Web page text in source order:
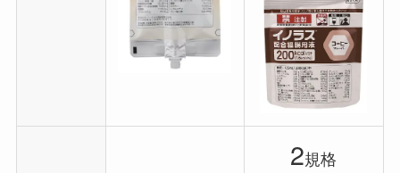
2規格